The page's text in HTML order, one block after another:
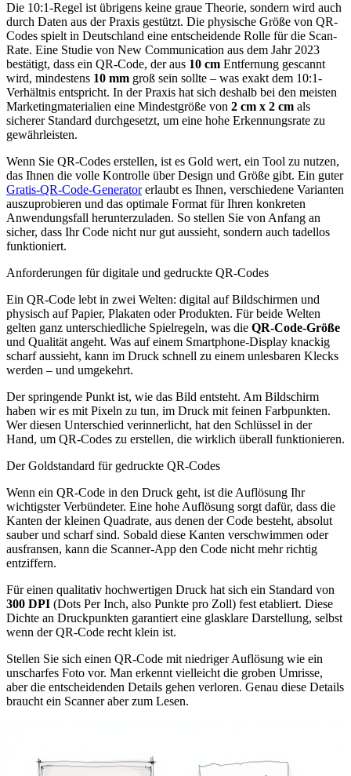
Die 10:1-Regel ist übrigens keine graue Theorie, sondern wird auch
durch Daten aus der Praxis gestützt. Die physische Größe von QR-
Codes spielt in Deutschland eine entscheidende Rolle für die Scan-
Rate. Eine Studie von New Communication aus dem Jahr 2023
bestätigt, dass ein QR-Code, der aus 10 cm Entfernung gescannt
wird, mindestens 10 mm groß sein sollte – was exakt dem 10:1-
Verhältnis entspricht. In der Praxis hat sich deshalb bei den meisten
Marketingmaterialien eine Mindestgröße von 2 cm x 2 cm als
sicherer Standard durchgesetzt, um eine hohe Erkennungsrate zu
gewährleisten.
Wenn Sie QR-Codes erstellen, ist es Gold wert, ein Tool zu nutzen,
das Ihnen die volle Kontrolle über Design und Größe gibt. Ein guter
Gratis-QR-Code-Generatorerlaubt es Ihnen, verschiedene Varianten
auszuprobieren und das optimale Format für Ihren konkreten
Anwendungsfall herunterzuladen. So stellen Sie von Anfang an
sicher, dass Ihr Code nicht nur gut aussieht, sondern auch tadellos
funktioniert.
Anforderungen für digitale und gedruckte QR‑Codes
Ein QR‑Code lebt in zwei Welten: digital auf Bildschirmen und
physisch auf Papier, Plakaten oder Produkten. Für beide Welten
gelten ganz unterschiedliche Spielregeln, was die QR‑Code‑Größe
und Qualität angeht. Was auf einem Smartphone-Display knackig
scharf aussieht, kann im Druck schnell zu einem unlesbaren Klecks
werden – und umgekehrt.
Der springende Punkt ist, wie das Bild entsteht. Am Bildschirm
haben wir es mit Pixeln zu tun, im Druck mit feinen Farbpunkten.
Wer diesen Unterschied verinnerlicht, hat den Schlüssel in der
Hand, um QR‑Codes zu erstellen, die wirklich überall funktionieren.
Der Goldstandard für gedruckte QR‑Codes
Wenn ein QR‑Code in den Druck geht, ist die Auflösung Ihr
wichtigster Verbündeter. Eine hohe Auflösung sorgt dafür, dass die
Kanten der kleinen Quadrate, aus denen der Code besteht, absolut
sauber und scharf sind. Sobald diese Kanten verschwimmen oder
ausfransen, kann die Scanner-App den Code nicht mehr richtig
entziffern.
Für einen qualitativ hochwertigen Druck hat sich ein Standard von
300 DPI (Dots Per Inch, also Punkte pro Zoll) fest etabliert. Diese
Dichte an Druckpunkten garantiert eine glasklare Darstellung, selbst
wenn der QR‑Code recht klein ist.
Stellen Sie sich einen QR‑Code mit niedriger Auflösung wie ein
unscharfes Foto vor. Man erkennt vielleicht die groben Umrisse,
aber die entscheidenden Details gehen verloren. Genau diese Details
braucht ein Scanner aber zum Lesen.